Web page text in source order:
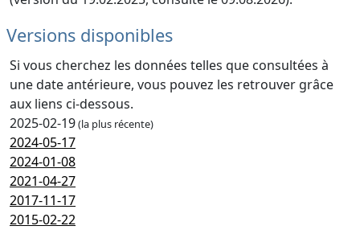
Versions disponibles
Si vous cherchez les données telles que consultées à
une date antérieure, vous pouvez les retrouver grâce
aux liens ci-dessous.
2025-02-19(la plus récente)
2024-05-17
2024-01-08
2021-04-27
2017-11-17
2015-02-22